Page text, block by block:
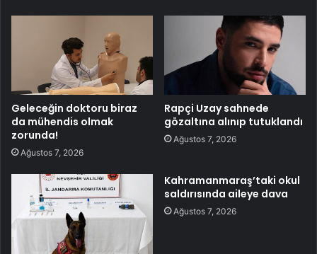
Geleceğin doktoru biraz
da mühendis olmak
zorunda!
Ağustos 7, 2026
Rapçi Uzay sahnede
gözaltına alınıp tutuklandı
Ağustos 7, 2026
Kahramanmaraş’taki okul
saldırısında aileye dava
Ağustos 7, 2026